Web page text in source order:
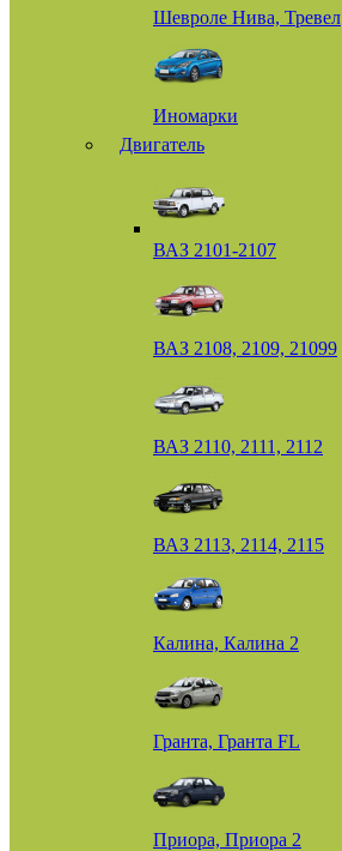
Шевроле Нива, Тревел
Иномарки
Двигатель
ВАЗ 2101-2107
ВАЗ 2108, 2109, 21099
ВАЗ 2110, 2111, 2112
ВАЗ 2113, 2114, 2115
Калина, Калина 2
Гранта, Гранта FL
Приора, Приора 2